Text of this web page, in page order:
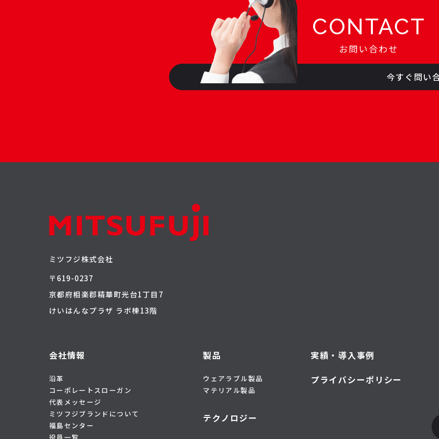
CONTACT
お問い合わせ
今すぐ問い
ミツフジ株式会社
〒619-0237
京都府相楽郡精華町光台1丁目7
けいはんなプラザ ラボ棟13階
会社情報
沿革
コーポレートスローガン
代表メッセージ
ミツフジブランドについて
福島センター
製品
ウェアラブル製品
マテリアル製品
テクノロジー
実績・導入事例
プライバシーポリシー